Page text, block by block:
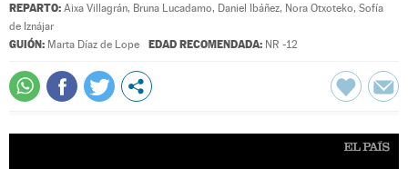
REPARTO: Aixa Villagrán, Bruna Lucadamo, Daniel Ibáñez, Nora Otxoteko, Sofía
de Iznájar
GUIÓN: Marta Díaz de Lope EDAD RECOMENDADA: NR -12